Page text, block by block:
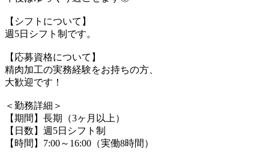
【シフトについて】
週5日シフト制です。
【応募資格について】
精肉加工の実務経験をお持ちの方、
大歓迎です！
＜勤務詳細＞
【期間】長期（3ヶ月以上）
【日数】週5日シフト制
【時間】7:00～16:00（実働8時間）